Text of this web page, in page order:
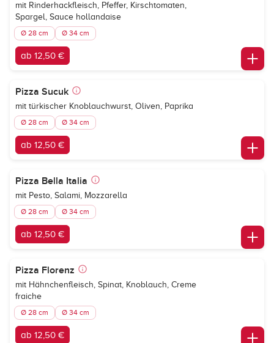
mit Rinderhackfleisch, Pfeffer, Kirschtomaten,
Spargel, Sauce hollandaise
Ø 28 cm Ø 34 cm
ab 12,50 €
Pizza Sucuk
mit türkischer Knoblauchwurst, Oliven, Paprika
Ø 28 cm Ø 34 cm
ab 12,50 €
Pizza Bella Italia
mit Pesto, Salami, Mozzarella
Ø 28 cm Ø 34 cm
ab 12,50 €
Pizza Florenz
mit Hähnchenfleisch, Spinat, Knoblauch, Creme
fraiche
Ø 28 cm Ø 34 cm
ab 12,50 €